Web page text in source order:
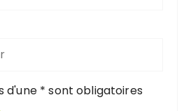
d'une * sont obligatoires